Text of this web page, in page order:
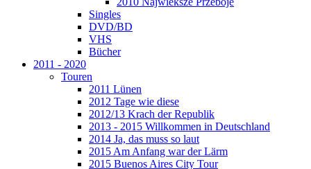
Singles
DVD/BD
VHS
Bücher
2011 - 2020
Touren
2011 Lünen
2012 Tage wie diese
2012/13 Krach der Republik
2013 - 2015 Willkommen in Deutschland
2014 Ja, das muss so laut
2015 Am Anfang war der Lärm
2015 Buenos Aires City Tour